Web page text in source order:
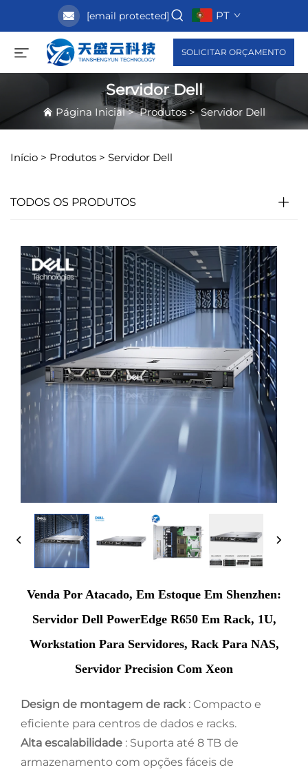
[email protected] PT
SOLICITAR ORÇAMENTO
Servidor Dell
Página Inicial>Produtos>Servidor Dell
Início > Produtos > Servidor Dell
TODOS OS PRODUTOS
Venda Por Atacado, Em Estoque Em Shenzhen:
Servidor Dell PowerEdge R650 Em Rack, 1U,
Workstation Para Servidores, Rack Para NAS,
Servidor Precision Com Xeon
Design de montagem de rack : Compacto e
eficiente para centros de dados e racks.
Alta escalabilidade : Suporta até 8 TB de
armazenamento com opções fáceis de